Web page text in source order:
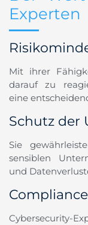
Experten
Mit ihrer
darauf zu
eine
Schutz der
Sie
sensiblen
und